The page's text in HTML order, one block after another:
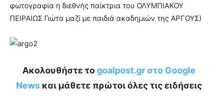
φωτογραφία η διεθνής παίκτρια του ΟΛΥΜΠΙΑΚΟΥ
ΠΕΙΡΑΙΩΣ Γιώτα μαζί με παιδιά ακαδημιών της ΑΡΓΟΥΣ)
Ακολουθήστε τοgoalpost.gr στο Google
News και μάθετε πρώτοι όλες τις ειδήσεις